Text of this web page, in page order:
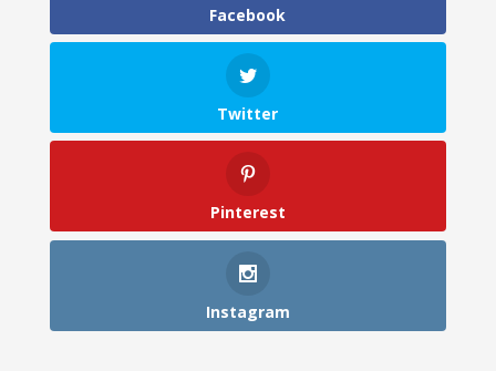
Facebook
Twitter
Pinterest
Instagram